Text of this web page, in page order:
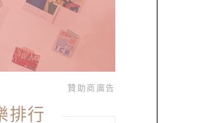
贊助商廣告
排行